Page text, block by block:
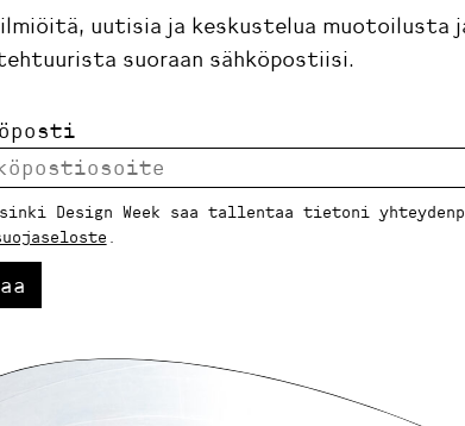
uutisia ja keskustelua muotoilusta
suoraan sähköpostiisi.
Design Week saa tallentaa tietoni